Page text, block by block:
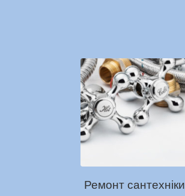
Ремонт сантехніки